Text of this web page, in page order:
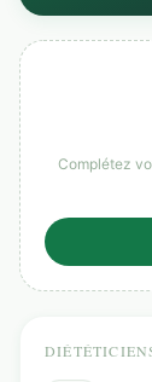
Complétez